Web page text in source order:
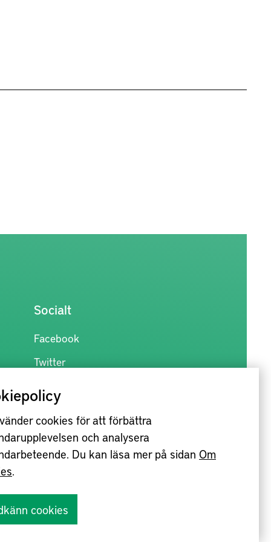
cookies för att förbättra
och analysera
Du kan läsa mer på sidan Om
.
cookies
Socialt
Facebook
Twitter